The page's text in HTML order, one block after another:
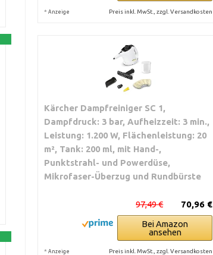
* Anzeige Preis inkl. MwSt., zzgl. Versandkosten
Kärcher Dampfreiniger SC 1,
Dampfdruck: 3 bar, Aufheizzeit: 3 min.,
Leistung: 1.200 W, Flächenleistung: 20
m², Tank: 200 ml, mit Hand-,
Punktstrahl- und Powerdüse,
Mikrofaser-Überzug und Rundbürste
70,96 €
97,49 €
Bei Amazon
ansehen
* Anzeige Preis inkl. MwSt., zzgl. Versandkosten